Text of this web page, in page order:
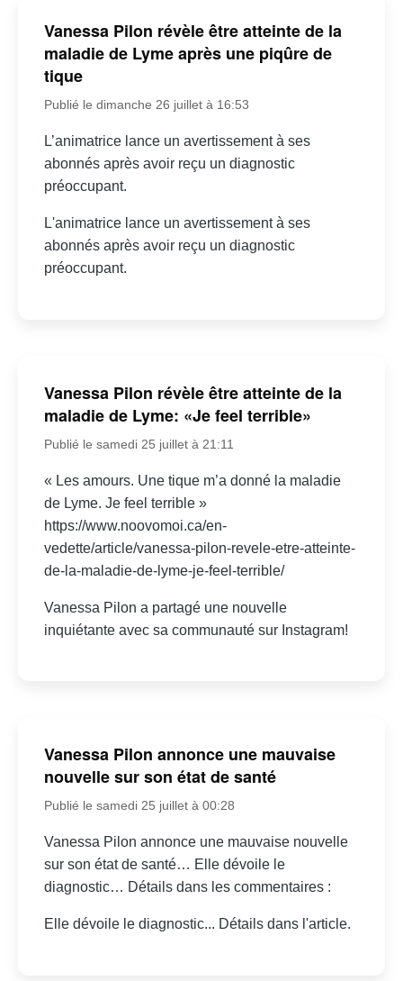
Vanessa Pilon révèle être atteinte de la
maladie de Lyme après une piqûre de
tique
Publié le dimanche 26 juillet à 16:53
L’animatrice lance un avertissement à ses
abonnés après avoir reçu un diagnostic
préoccupant.
L'animatrice lance un avertissement à ses
abonnés après avoir reçu un diagnostic
préoccupant.
Vanessa Pilon révèle être atteinte de la
maladie de Lyme: «Je feel terrible»
Publié le samedi 25 juillet à 21:11
« Les amours. Une tique m’a donné la maladie
de Lyme. Je feel terrible »
https://www.noovomoi.ca/en-
vedette/article/vanessa-pilon-revele-etre-atteinte-
de-la-maladie-de-lyme-je-feel-terrible/
Vanessa Pilon a partagé une nouvelle
inquiétante avec sa communauté sur Instagram!
Vanessa Pilon annonce une mauvaise
nouvelle sur son état de santé
Publié le samedi 25 juillet à 00:28
Vanessa Pilon annonce une mauvaise nouvelle
sur son état de santé… Elle dévoile le
diagnostic… Détails dans les commentaires :
Elle dévoile le diagnostic... Détails dans l'article.